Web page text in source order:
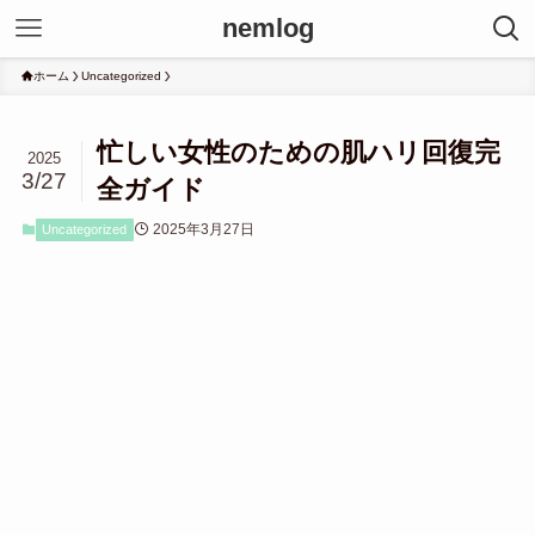
nemlog
ホーム Uncategorized
忙しい女性のための肌ハリ回復完
全ガイド
2025
3/27
Uncategorized 2025年3月27日